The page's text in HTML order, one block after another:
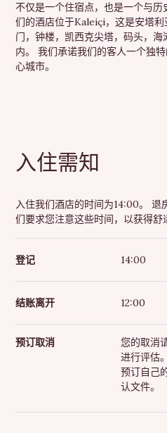
不仅是一个住宿点，也是一个与
们的酒店位于Kaleiçi，这是安塔
门，钟楼，凯西克尖塔，码头，
内。 我们承诺我们的客人一个独
心城市。
入住需知
入住我们酒店的时间为14:00。 退
们要求您注意这些时间，以获得舒
登记 14:00
结账离开 12:00
预订取消
您的取消
进行评估
预订自己
认文件。